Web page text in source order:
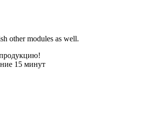
other modules as well.
15 минут